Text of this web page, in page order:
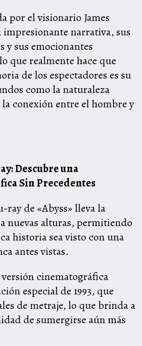
por el visionario James
impresionante narrativa, sus
y sus emocionantes
que realmente hace que
de los espectadores es su
como la naturaleza
conexión entre el hombre y
Descubre una
Sin Precedentes
ray de «Abyss» lleva la
nuevas alturas, permitiendo
historia sea visto con una
antes vistas.
cinematográfica
especial de 1993, que
de metraje, lo que brinda a
de sumergirse aún más